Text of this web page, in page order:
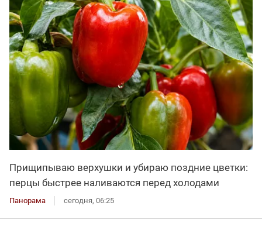
Прищипываю верхушки и убираю поздние цветки:
перцы быстрее наливаются перед холодами
Панорама сегодня, 06:25